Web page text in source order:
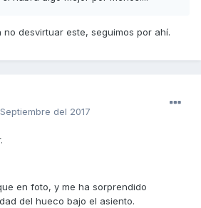
desvirtuar este, seguimos por ahí.
del 2017
en foto, y me ha sorprendido
del hueco bajo el asiento.